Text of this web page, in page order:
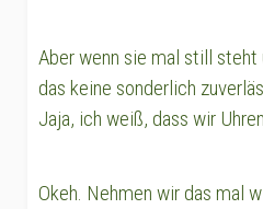
Aber wenn sie mal still
das keine sonderlich
Jaja, ich weiß, dass wir
Okeh. Nehmen wir das mal